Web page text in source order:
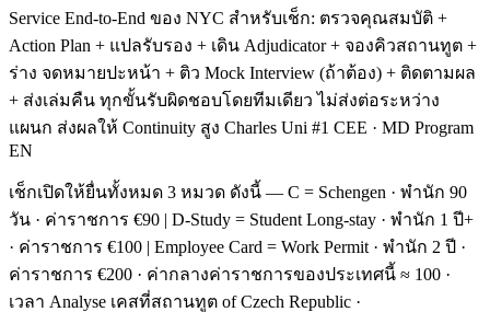
Service End-to-End ของ NYC สำหรับเช็ก: ตรวจคุณสมบัติ +
Action Plan + แปลรับรอง + เดิน Adjudicator + จองคิวสถานทูต +
ร่าง จดหมายปะหน้า + ติว Mock Interview (ถ้าต้อง) + ติดตามผล
+ ส่งเล่มคืน ทุกขั้นรับผิดชอบโดยทีมเดียว ไม่ส่งต่อระหว่าง
แผนก ส่งผลให้ Continuity สูง Charles Uni #1 CEE · MD Program
EN
เช็กเปิดให้ยื่นทั้งหมด 3 หมวด ดังนี้ — C = Schengen · พำนัก 90
วัน · ค่าราชการ €90 | D-Study = Student Long-stay · พำนัก 1 ปี+
· ค่าราชการ €100 | Employee Card = Work Permit · พำนัก 2 ปี ·
ค่าราชการ €200 · ค่ากลางค่าราชการของประเทศนี้ ≈ 100 ·
เวลา Analyse เคสที่สถานทูต of Czech Republic ·